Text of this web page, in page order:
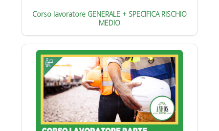
Corso lavoratore GENERALE + SPECIFICA RISCHIO
MEDIO